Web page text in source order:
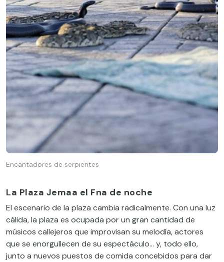
Encantadores de serpientes
La Plaza Jemaa el Fna de noche
El escenario de la plaza cambia radicalmente. Con una luz
cálida, la plaza es ocupada por un gran cantidad de
músicos callejeros que improvisan su melodía, actores
que se enorgullecen de su espectáculo… y, todo ello,
junto a nuevos puestos de comida concebidos para dar